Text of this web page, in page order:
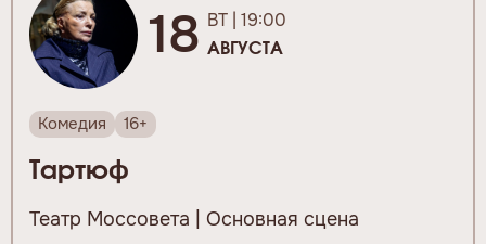
18 ВТ | 19:00
АВГУСТА
Комедия 16+
Тартюф
Театр Моссовета | Основная сцена